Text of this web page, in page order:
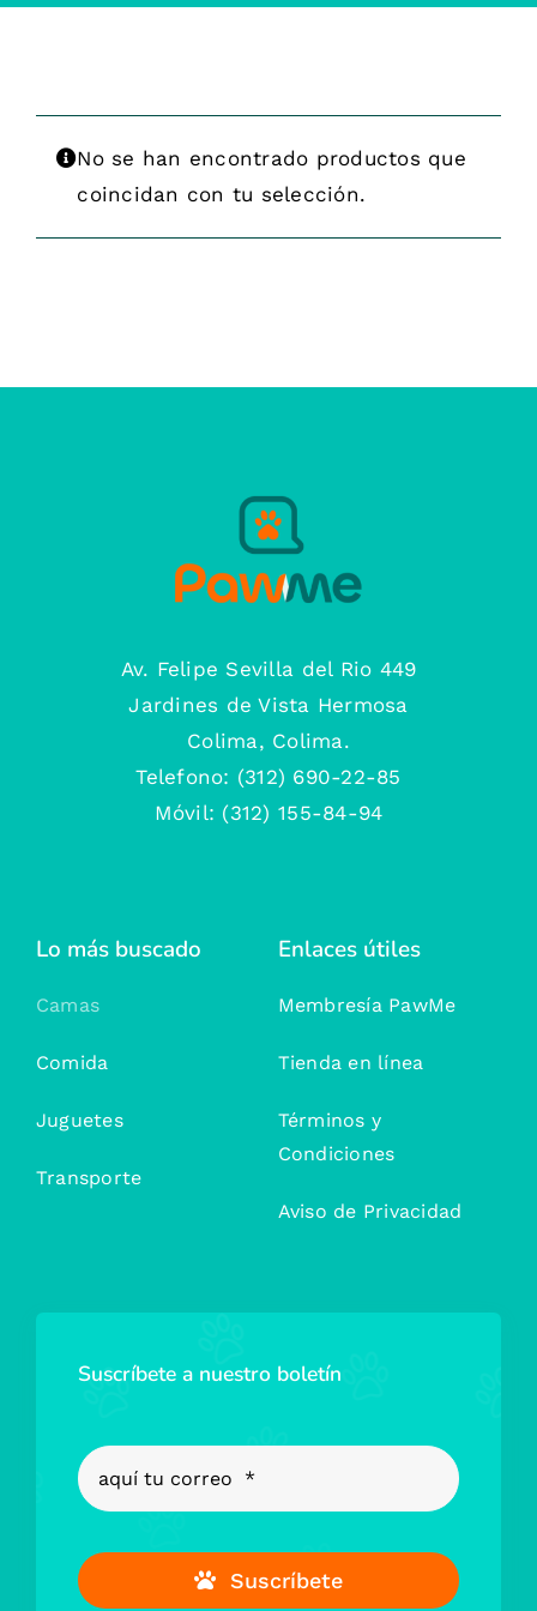
No se han encontrado productos que
coincidan con tu selección.
Av. Felipe Sevilla del Rio 449
Jardines de Vista Hermosa
Colima, Colima.
Telefono: (312) 690-22-85
Móvil: (312) 155-84-94
Lo más buscado
Camas
Comida
Juguetes
Transporte
Enlaces útiles
Membresía PawMe
Tienda en línea
Términos y
Condiciones
Aviso de Privacidad
Suscríbete a nuestro boletín
Suscríbete